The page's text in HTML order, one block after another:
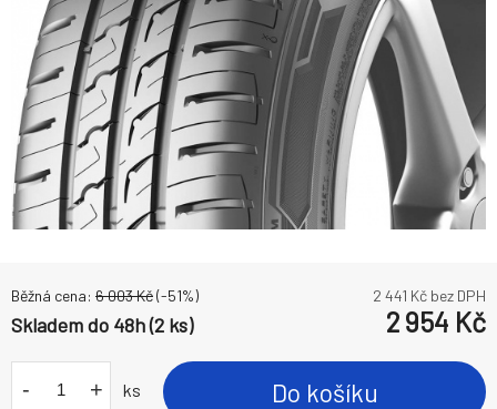
Běžná cena: 6 003Kč(-51%) 2 441 Kč bez DPH
Skladem do 48h (2 ks) 2 954 Kč
- + ks Do košíku